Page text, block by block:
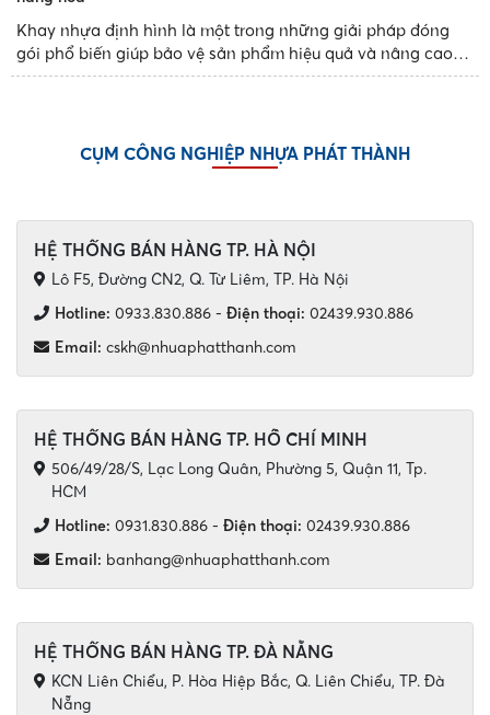
Khay nhựa định hình là một trong những giải pháp đóng
gói phổ biến giúp bảo vệ sản phẩm hiệu quả và nâng cao
tính thẩm mỹ. Với thiết kế đa dạng, sản xuất theo khuôn
CỤM CÔNG NGHIỆP NHỰA PHÁT THÀNH
HỆ THỐNG BÁN HÀNG TP. HÀ NỘI
Lô F5, Đường CN2, Q. Từ Liêm, TP. Hà Nội
Hotline: 0933.830.886 - Điện thoại: 02439.930.886
Email: cskh@nhuaphatthanh.com
HỆ THỐNG BÁN HÀNG TP. HỒ CHÍ MINH
506/49/28/S, Lạc Long Quân, Phường 5, Quận 11, Tp.
HCM
Hotline: 0931.830.886 - Điện thoại: 02439.930.886
Email: banhang@nhuaphatthanh.com
HỆ THỐNG BÁN HÀNG TP. ĐÀ NẴNG
KCN Liên Chiểu, P. Hòa Hiệp Bắc, Q. Liên Chiểu, TP. Đà
Nẵng